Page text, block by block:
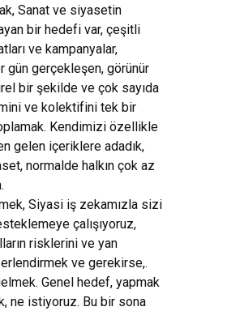
Sanat ve siyasetin
bir hedefi var, çeşitli
ve kampanyalar,
gün gerçekleşen, görünür
bir şekilde ve çok sayıda
ve kolektifini tek bir
Kendimizi özellikle
gelen içeriklere adadık,
normalde halkın çok az
Siyasi iş zekamızla sizi
çalışıyoruz,
risklerini ve yan
ve gerekirse,.
Genel hedef, yapmak
ne istiyoruz. Bu bir sona